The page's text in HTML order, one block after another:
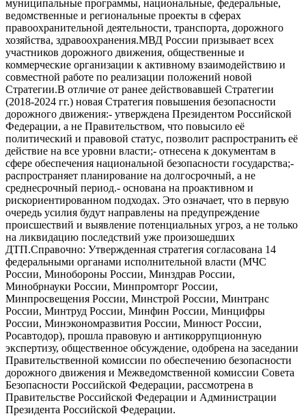
муниципальные программы, национальные, федеральные,
ведомственные и региональные проекты в сферах
правоохранительной деятельности, транспорта, дорожного
хозяйства, здравоохранения.МВД России призывает всех
участников дорожного движения, общественные и
коммерческие организации к активному взаимодействию и
совместной работе по реализации положений новой
Стратегии.В отличие от ранее действовавшей Стратегии
(2018-2024 гг.) новая Стратегия повышения безопасности
дорожного движения:- утверждена Президентом Российской
Федерации, а не Правительством, что повысило её
политический и правовой статус, позволит распространить её
действие на все уровни власти;- отнесена к документам в
сфере обеспечения национальной безопасности государства;-
распространяет планирование на долгосрочный, а не
среднесрочный период.- основана на проактивном и
рискориентированном подходах. Это означает, что в первую
очередь усилия будут направлены на предупреждение
происшествий и выявление потенциальных угроз, а не только
на ликвидацию последствий уже произошедших
ДТП.Справочно: Утвержденная стратегия согласована 14
федеральными органами исполнительной власти (МЧС
России, Минобороны России, Минздрав России,
Минобрнауки России, Минпромторг России,
Минпросвещения России, Минстрой России, Минтранс
России, Минтруд России, Минфин России, Минцифры
России, Минэкономразвития России, Минюст России,
Росавтодор), прошла правовую и антикоррупционную
экспертизу, общественное обсуждение, одобрена на заседании
Правительственной комиссии по обеспечению безопасности
дорожного движения и Межведомственной комиссии Совета
Безопасности Российской Федерации, рассмотрена в
Правительстве Российской Федерации и Администрации
Президента Российской Федерации.